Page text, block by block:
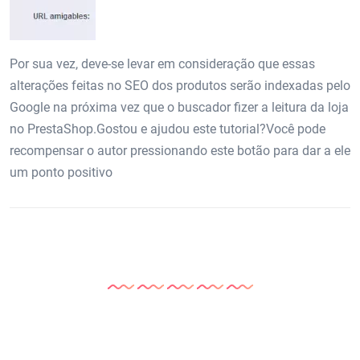
Por sua vez, deve-se levar em consideração que essas
alterações feitas no SEO dos produtos serão indexadas pelo
Google na próxima vez que o buscador fizer a leitura da loja
no PrestaShop.Gostou e ajudou este tutorial?Você pode
recompensar o autor pressionando este botão para dar a ele
um ponto positivo